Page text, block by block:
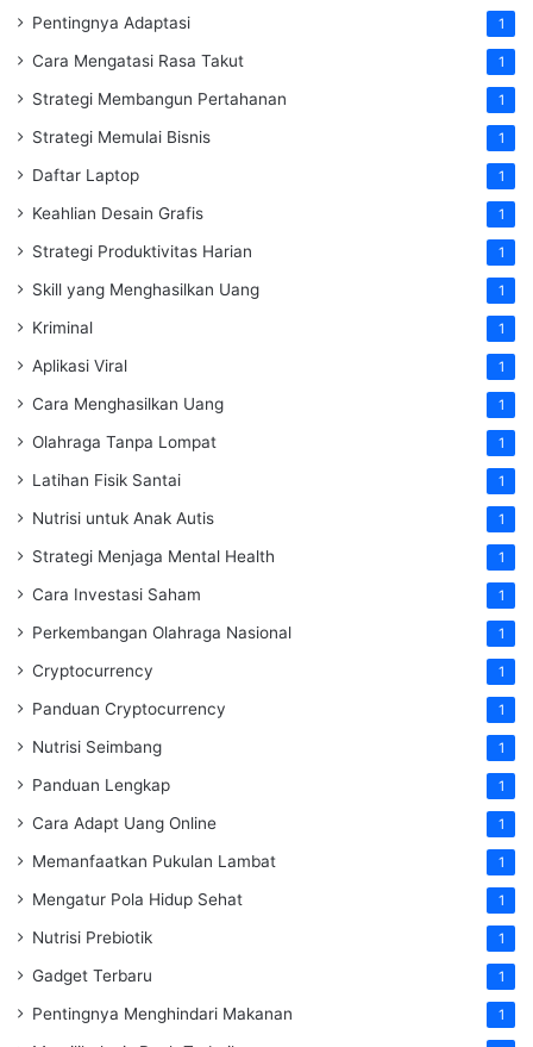
Pentingnya Adaptasi 1
Cara Mengatasi Rasa Takut 1
Strategi Membangun Pertahanan 1
Strategi Memulai Bisnis 1
Daftar Laptop 1
Keahlian Desain Grafis 1
Strategi Produktivitas Harian 1
Skill yang Menghasilkan Uang 1
Kriminal 1
Aplikasi Viral 1
Cara Menghasilkan Uang 1
Olahraga Tanpa Lompat 1
Latihan Fisik Santai 1
Nutrisi untuk Anak Autis 1
Strategi Menjaga Mental Health 1
Cara Investasi Saham 1
Perkembangan Olahraga Nasional 1
Cryptocurrency 1
Panduan Cryptocurrency 1
Nutrisi Seimbang 1
Panduan Lengkap 1
Cara Adapt Uang Online 1
Memanfaatkan Pukulan Lambat 1
Mengatur Pola Hidup Sehat 1
Nutrisi Prebiotik 1
Gadget Terbaru 1
Pentingnya Menghindari Makanan 1